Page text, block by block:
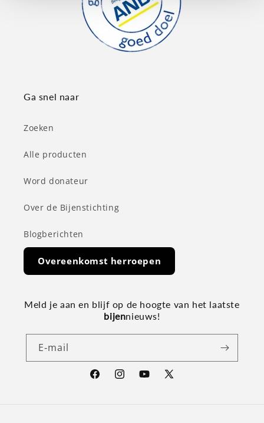
Ga snel naar
Zoeken
Alle producten
Word donateur
Over de Bijenstichting
Blogberichten
Overeenkomst herroepen
Meld je aan en blijf op de hoogte van het laatste
bijennieuws!
E‑mail
FacebookInstagramYouTube
X